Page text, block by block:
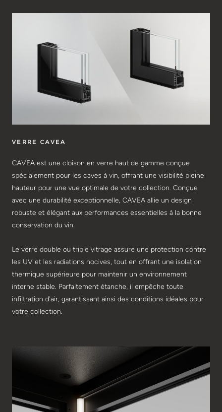
VERRE CAVEA
CAVEA est une cloison en verre haut de gamme conçue
spécialement pour les caves à vin, offrant une visibilité pleine
hauteur pour une vue optimale de votre collection. Conçue
avec une durabilité exceptionnelle, CAVEA allie un design
robuste et élégant aux performances essentielles à la bonne
conservation du vin.
Le verre double ou triple vitrage assure une protection contre
les UV et les radiations nocives, tout en offrant une isolation
thermique supérieure pour maintenir un environnement
interne stable. Parfaitement étanche, il empêche toute
infiltration d'air, garantissant ainsi des conditions idéales pour
votre collection.